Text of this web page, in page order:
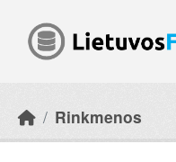
Rinkmenos